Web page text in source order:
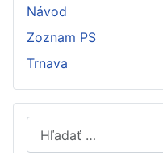
Návod
Zoznam PS
Trnava
Hľadať